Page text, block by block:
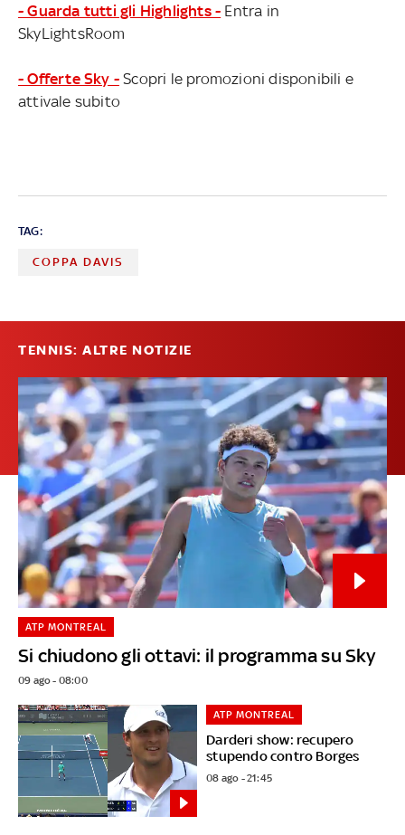
- Guarda tutti gli Highlights - Entra in
SkyLightsRoom
- Offerte Sky - Scopri le promozioni disponibili e
attivale subito
TAG:
COPPA DAVIS
TENNIS: ALTRE NOTIZIE
Si chiudono gli ottavi: il programma su Sky
ATP MONTREAL
09 ago - 08:00
Darderi show: recupero
stupendo contro Borges
ATP MONTREAL
08 ago - 21:45